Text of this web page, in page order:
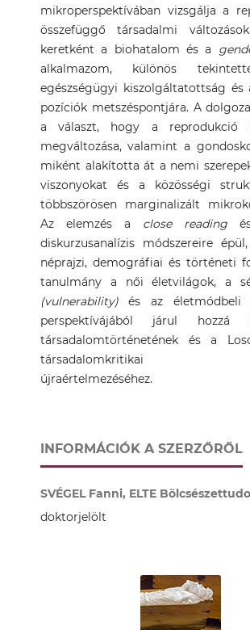
mikroperspektívában vizsgálja a
összefüggő társadalmi
keretként a biohatalom és a
alkalmazom, különös
egészségügyi kiszolgáltatottság és
pozíciók metszéspontjára. A
a választ, hogy a reprodukció
megváltozása, valamint a
miként alakította át a nemi
viszonyokat és a közösségi
többszörösen marginalizált
Az elemzés a close reading
diskurzusanalízis módszereire
néprajzi, demográfiai és történeti
tanulmány a női életvilágok, a
(vulnerability)és az életmódbeli
perspektívájából járul hozzá
társadalomtörténetének és a
társadalomkritikai
újraértelmezéséhez.
INFORMÁCIÓK A SZERZŐRŐL
SVÉGEL Fanni, ELTE
doktorjelölt